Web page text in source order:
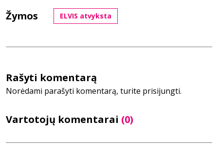
Žymos ELVIS atvyksta
Vartotojų komentarai (0)
Rašyti komentarą
Norėdami parašyti komentarą, turite prisijungti.